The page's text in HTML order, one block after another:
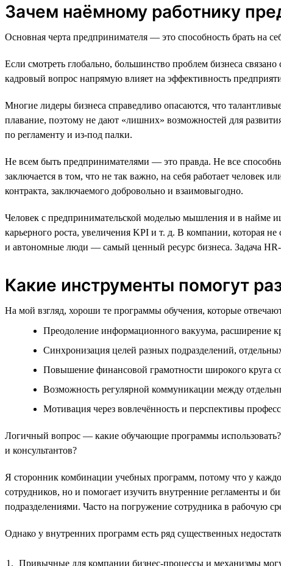
Зачем наёмному работнику
Основная черта предпринимателя — это способность брать на
Если смотреть глобально, большинство проблем бизнеса
кадровый вопрос напрямую влияет на эффективность
Многие лидеры бизнеса справедливо опасаются, что
плавание, поэтому не дают «лишних» возможностей для
по регламенту и из-под палки.
Не всем быть предпринимателями — это правда. Не все
заключается в том, что не так важно, на себя работает человек
контракта, заключаемого добровольно и взаимовыгодно.
Человек с предпринимательской моделью мышления и в найме
карьерного роста, увеличения KPI и т. д. В компании, которая
и автономные люди — самый ценный ресурс бизнеса. Задача
Какие инструменты помогут
На мой взгляд, хороши те программы обучения, которые
Преодоление информационного вакуума, расширение
Синхронизация целей разных подразделений,
Повышение финансовой грамотности широкого круга
Возможность регулярной коммуникации между
Мотивация через вовлечённость и перспективы
Логичный вопрос — какие обучающие программы
и консультантов?
Я сторонник комбинации учебных программ, потому что у
сотрудников, но и помогает изучить внутренние регламенты и
подразделениями. Часто на погружение сотрудника в рабочую
Однако у внутренних программ есть ряд существенных
Привычные для компании бизнес-процессы и механизмы